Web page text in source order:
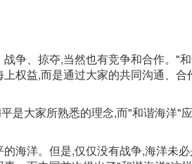
争、掠夺,当然也有竞争和合作。"
权益,而是通过大家的共同沟通、
是大家所熟悉的理念,而"和谐海洋"
海洋。但是,仅仅没有战争,海洋未